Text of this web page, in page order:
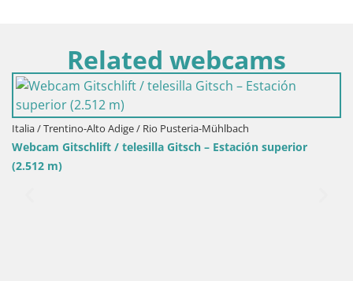
Related webcams
Mühlbach
Estación superior
Italia / Trentino-Alto Adige / Brunico
Cima estación de esquí Kronplatz |